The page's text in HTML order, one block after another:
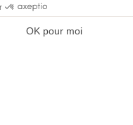
OK pour moi